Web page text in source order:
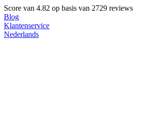
Score van 4.82 op basis van 2729 reviews
Blog
Klantenservice
Nederlands